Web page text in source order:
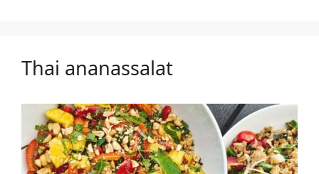
Thai ananassalat